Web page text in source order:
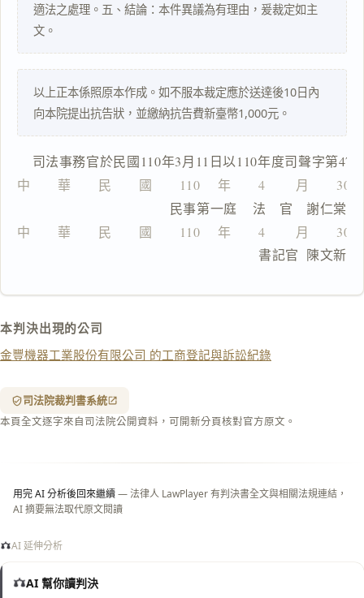
適法之處理。五、結論：本件異議為有理由，爰裁定如主
文。
以上正本係照原本作成。如不服本裁定應於送達後10日內
向本院提出抗告狀，並繳納抗告費新臺幣1,000元。
司法事務官於民國110年3月11日以110年度司聲字第47
中　　華　　民　　國　　110 　年　　4 　　月　　30
                  民事第一庭    法　官　謝仁棠
中　　華　　民　　國　　110 　年　　4 　　月　　30
                                書記官  陳文新
本判決出現的公司
金豐機器工業股份有限公司 的工商登記與訴訟紀錄
司法院裁判書系統
本頁全文逐字來自司法院公開資料，可開新分頁核對官方原文。
用完 AI 分析後回來繼續— 法律人 LawPlayer 有判決書全文與相關法規連結，
AI 摘要無法取代原文閱讀
AI 延伸分析
AI 幫你讀判決
複
文